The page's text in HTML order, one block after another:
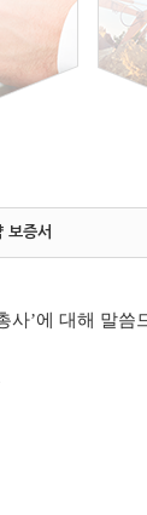
보증서
사’에 대해 말씀